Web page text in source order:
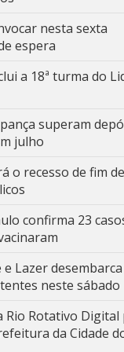
nesta sexta
espera
a 18ª turma do
superam
julho
o recesso de fim
confirma 23
Lazer
neste sábado
Rotativo Digital
da Cidade